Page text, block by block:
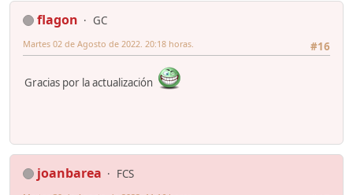
flagon
GC
#16
Martes 02 de Agosto de 2022. 20:18 horas.
Gracias por la actualización
joanbarea
FCS